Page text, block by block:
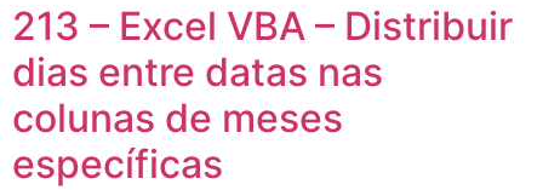
213 – Excel VBA – Distribuir
dias entre datas nas
colunas de meses
específicas